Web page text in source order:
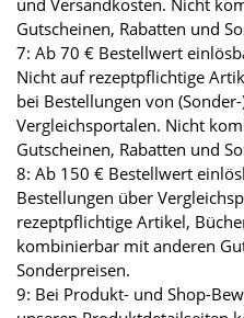
Gutscheinen, Rabatten und
7: Ab 70 € Bestellwert
Nicht auf rezeptpflichtige
bei Bestellungen von
Vergleichsportalen. Nicht
Gutscheinen, Rabatten und
8: Ab 150 € Bestellwert
Bestellungen über
rezeptpflichtige Artikel,
kombinierbar mit anderen
Sonderpreisen.
9: Bei Produkt- und Shop-